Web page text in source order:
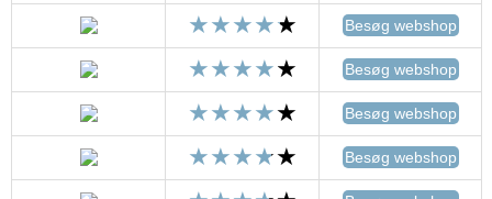
Besøg webshop
Besøg webshop
Besøg webshop
Besøg webshop